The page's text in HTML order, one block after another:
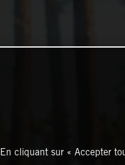
En cliquant sur « Accepter